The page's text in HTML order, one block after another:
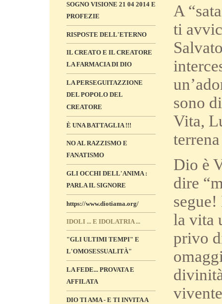
SOGNO VISIONE 21 04 2014 E
PROFEZIE
RISPOSTE DELL'ETERNO
IL CREATO E IL CREATORE
LA FARMACIA DI DIO
LA PERSEGUITAZZIONE
DEL POPOLO DEL
CREATORE
È UNA BATTAGLIA !!!
NO AL RAZZISMO E
FANATISMO
GLI OCCHI DELL'ANIMA :
PARLA IL SIGNORE
https://www.diotiama.org/
IDOLI ... E IDOLATRIA ...
"GLI ULTIMI TEMPI" E
L'OMOSESSUALITÀ"
LA FEDE... PROVATA E
AFFILATA
DIO TI AMA - E TI INVITA A
A
ti
sono
Vita,
Dio è
dire
la vita
privo